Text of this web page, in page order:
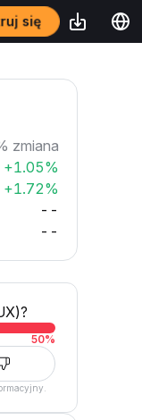
się
zmiana
+1.05%
+1.72%
--
--
50%